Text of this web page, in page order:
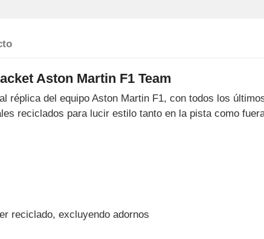
Aston Martin F1 Team
réplica del equipo Aston Martin F1, con todos los
reciclados para lucir estilo tanto en la pista como
reciclado, excluyendo adornos